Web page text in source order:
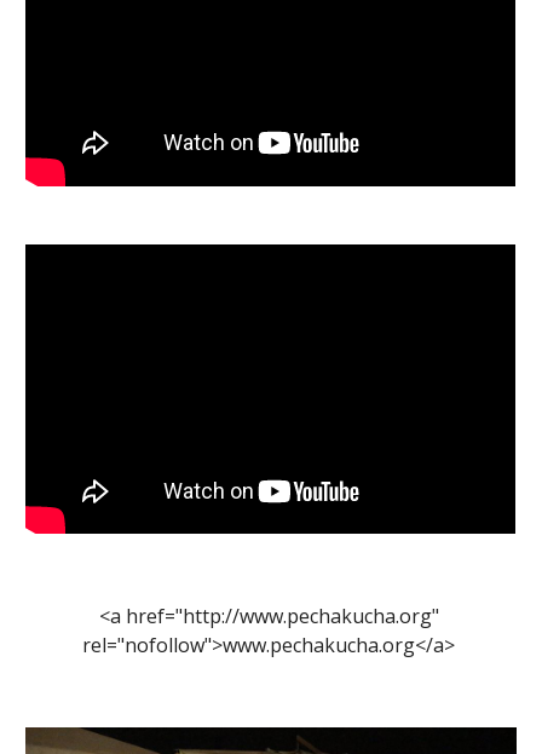
<a href="http://www.pechakucha.org"
rel="nofollow">www.pechakucha.org</a>